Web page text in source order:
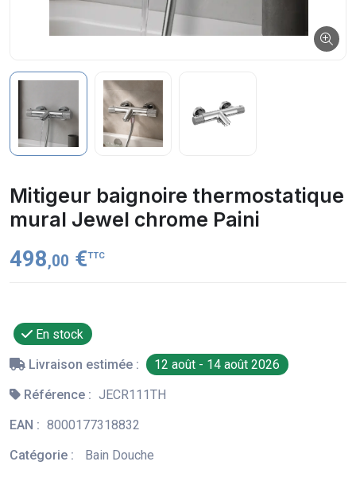
Mitigeur baignoire thermostatique
mural Jewel chrome Paini
498,00 €TTC
En stock
Livraison estimée :
12 août - 14 août 2026
Référence : JECR111TH
EAN : 8000177318832
Catégorie :
Bain Douche